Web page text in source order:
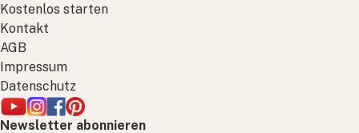
Kostenlos starten
Kontakt
AGB
Impressum
Datenschutz
Newsletter abonnieren